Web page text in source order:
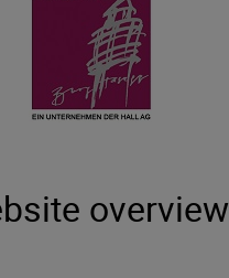
overview